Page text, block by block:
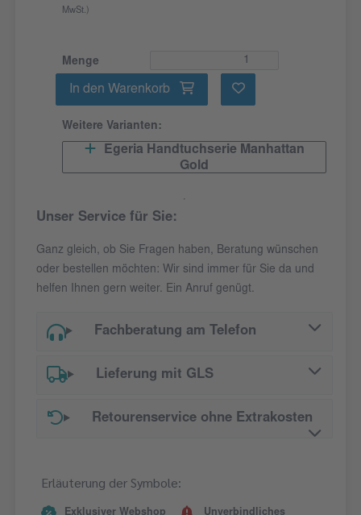
MwSt.)
Menge
In den Warenkorb
Weitere Varianten:
Egeria Handtuchserie Manhattan
Gold
Unser Service für Sie:
Ganz gleich, ob Sie Fragen haben, Beratung wünschen
oder bestellen möchten: Wir sind immer für Sie da und
helfen Ihnen gern weiter. Ein Anruf genügt.
Fachberatung am Telefon
Lieferung mit GLS
Retourenservice ohne Extrakosten
Erläuterung der Symbole:
Exklusiver Webshop Unverbindliches